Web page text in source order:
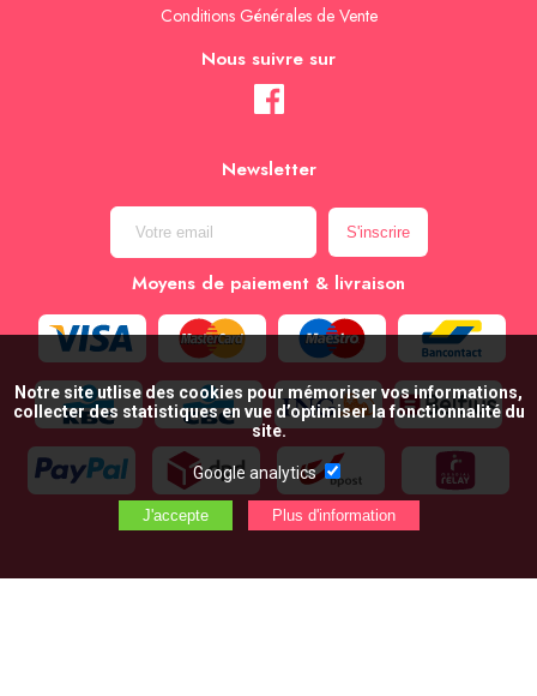
Conditions Générales de Vente
Nous suivre sur
Newsletter
Moyens de paiement & livraison
Notre site utlise des cookies pour mémoriser vos informations,
collecter des statistiques en vue d’optimiser la fonctionnalité du
site.
Google analytics